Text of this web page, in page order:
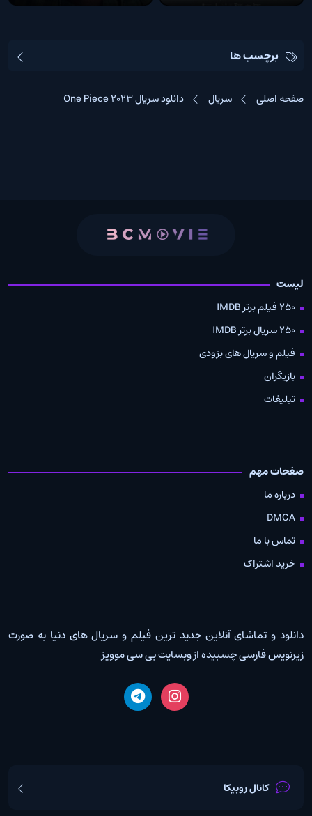
برچسب ها
صفحه اصلی سریال دانلود سریال One Piece 2023
لیست
250 فیلم برتر IMDB
250 سریال برتر IMDB
فیلم و سریال های بزودی
بازیگران
تبلیغات
صفحات مهم
درباره ما
DMCA
تماس با ما
خرید اشتراک
دانلود و تماشای آنلاین جدید ترین فیلم و سریال های دنیا به صورت
زیرنویس فارسی چسبیده از وبسایت بی سی موویز
کانال روبیکا